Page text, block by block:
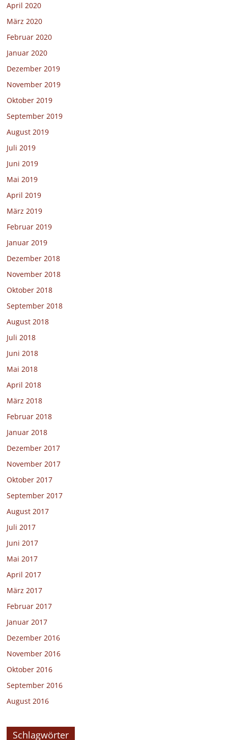
April 2020
März 2020
Februar 2020
Januar 2020
Dezember 2019
November 2019
Oktober 2019
September 2019
August 2019
Juli 2019
Juni 2019
Mai 2019
April 2019
März 2019
Februar 2019
Januar 2019
Dezember 2018
November 2018
Oktober 2018
September 2018
August 2018
Juli 2018
Juni 2018
Mai 2018
April 2018
März 2018
Februar 2018
Januar 2018
Dezember 2017
November 2017
Oktober 2017
September 2017
August 2017
Juli 2017
Juni 2017
Mai 2017
April 2017
März 2017
Februar 2017
Januar 2017
Dezember 2016
November 2016
Oktober 2016
September 2016
August 2016
Schlagwörter